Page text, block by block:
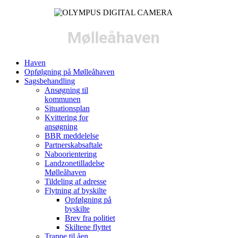
Mølleåhaven
Haven
Opfølgning på Mølleåhaven
Sagsbehandling
Ansøgning til
kommunen
Situationsplan
Kvittering for
ansøgning
BBR meddelelse
Partnerskabsaftale
Naboorientering
Landzonetilladelse
Mølleåhaven
Tildeling af adresse
Flytning af byskilte
Opfølgning på
byskilte
Brev fra politiet
Skiltene flyttet
Trappe til åen